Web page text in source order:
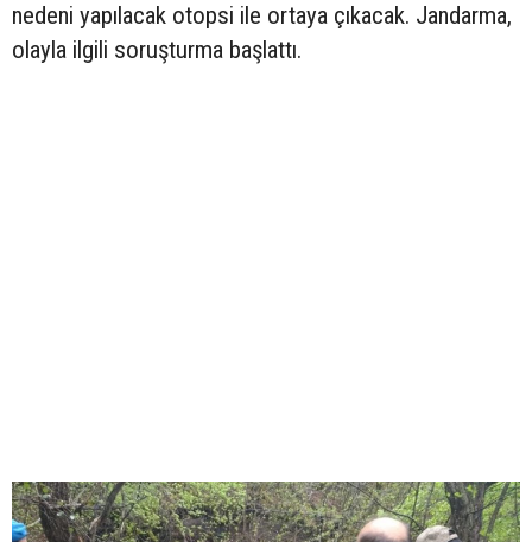
nedeni yapılacak otopsi ile ortaya çıkacak. Jandarma,
olayla ilgili soruşturma başlattı.